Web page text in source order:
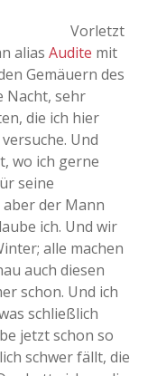
Bluesky
Vorletzt
alias Audite mit
Gemäuern des
Nacht, sehr
die ich hier
Und
wo ich gerne
seine
der Mann
ich. Und wir
alle machen
auch diesen
schon. Und ich
schließlich
jetzt schon so
schwer fällt, die